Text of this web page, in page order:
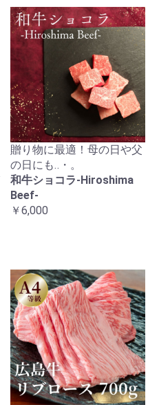
贈り物に最適！母の日や父
の日にも‥・。
和牛ショコラ-Hiroshima
Beef-
￥6,000